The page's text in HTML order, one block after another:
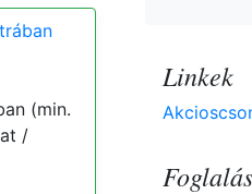
(min.
/
Linkek
Foglalás